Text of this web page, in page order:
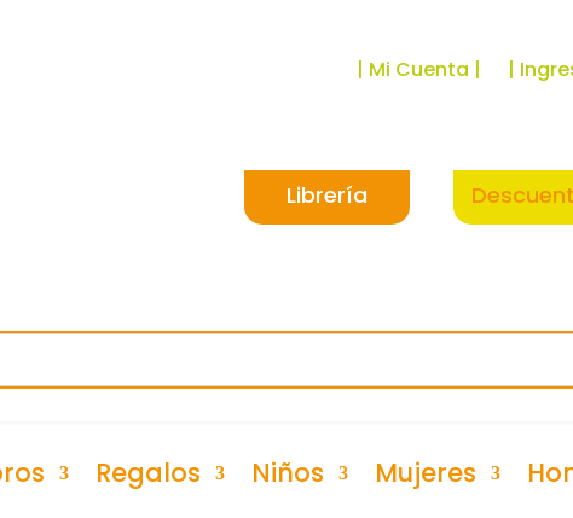
| Mi Cuenta | |
Librería
Regalos Niños Mujeres